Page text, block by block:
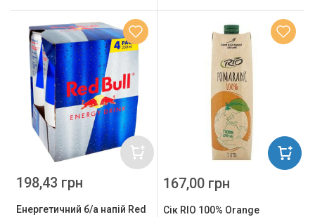
Енергетичний б/а напій Red
198,43 грн
Сік RIO 100% Orange
167,00 грн